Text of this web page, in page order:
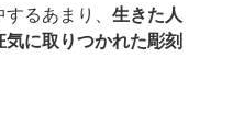
るあまり、 生きた人
気に取りつかれた彫刻